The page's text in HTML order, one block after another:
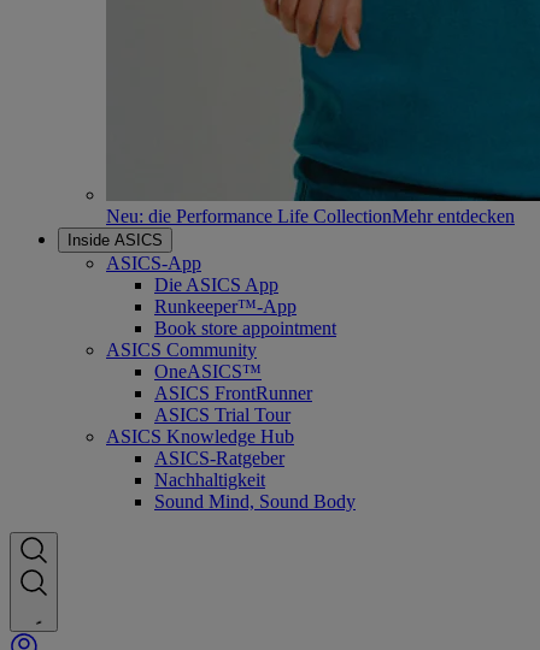
Neu: die Performance Life CollectionMehr entdecken
Inside ASICS
ASICS-App
Die ASICS App
Runkeeper™-App
Book store appointment
ASICS Community
OneASICS™
ASICS FrontRunner
ASICS Trial Tour
ASICS Knowledge Hub
ASICS-Ratgeber
Nachhaltigkeit
Sound Mind, Sound Body